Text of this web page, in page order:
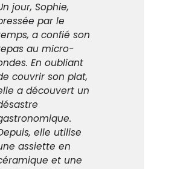
jour, Sophie,
par le
a confié son
au micro-
En oubliant
couvrir son plat,
a découvert un
elle utilise
assiette en
et une